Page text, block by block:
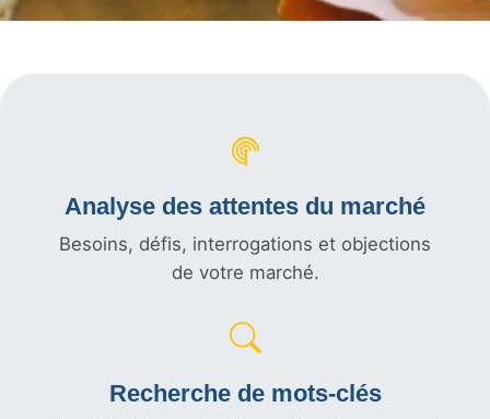
Analyse des attentes du marché
Besoins, défis, interrogations et objections
de votre marché.
Recherche de mots-clés